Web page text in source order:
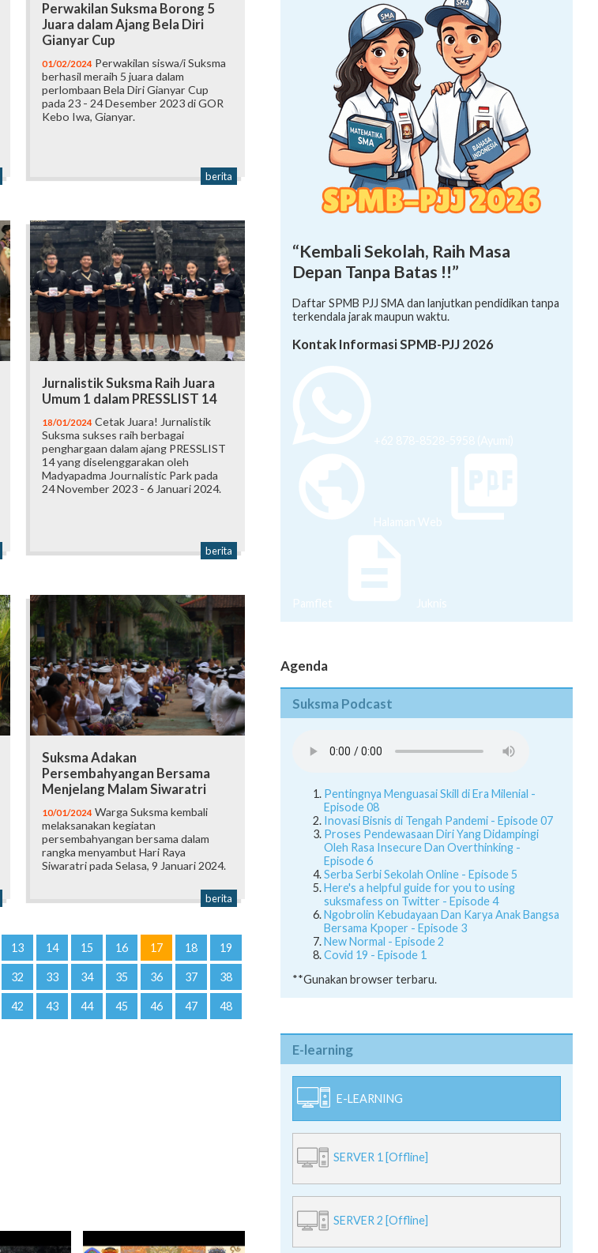
Perwakilan Suksma Borong 5
Juara dalam Ajang Bela Diri
Gianyar Cup
01/02/2024 Perwakilan siswa/i Suksma
berhasil meraih 5 juara dalam
perlombaan Bela Diri Gianyar Cup
pada 23 - 24 Desember 2023 di GOR
Kebo Iwa, Gianyar.
berita
Jurnalistik Suksma Raih Juara
Umum 1 dalam PRESSLIST 14
18/01/2024 Cetak Juara! Jurnalistik
Suksma sukses raih berbagai
penghargaan dalam ajang PRESSLIST
14 yang diselenggarakan oleh
Madyapadma Journalistic Park pada
24 November 2023 - 6 Januari 2024.
berita
Suksma Adakan
Persembahyangan Bersama
Menjelang Malam Siwaratri
10/01/2024 Warga Suksma kembali
melaksanakan kegiatan
persembahyangan bersama dalam
rangka menyambut Hari Raya
Siwaratri pada Selasa, 9 Januari 2024.
berita
13 14 15 16 17 18 19
32 33 34 35 36 37 38
42 43 44 45 46 47 48
“Kembali Sekolah, Raih Masa
Depan Tanpa Batas !!”
Daftar SPMB PJJ SMA dan lanjutkan pendidikan tanpa
terkendala jarak maupun waktu.
Kontak Informasi SPMB-PJJ 2026
+62 878-8528-5958 (Ayumi)
Halaman Web
Pamflet Juknis
Agenda
Suksma Podcast
Pentingnya Menguasai Skill di Era Milenial -
Episode 08
Inovasi Bisnis di Tengah Pandemi - Episode 07
Proses Pendewasaan Diri Yang Didampingi
Oleh Rasa Insecure Dan Overthinking -
Episode 6
Serba Serbi Sekolah Online - Episode 5
Here's a helpful guide for you to using
suksmafess on Twitter - Episode 4
Ngobrolin Kebudayaan Dan Karya Anak Bangsa
Bersama Kpoper - Episode 3
New Normal - Episode 2
Covid 19 - Episode 1
**Gunakan browser terbaru.
E-learning
E-LEARNING
SERVER 1 [Offline]
SERVER 2 [Offline]